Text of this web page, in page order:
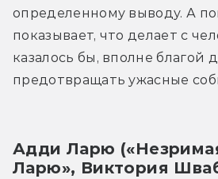
определенному выводу. А
показывает, что делает с
казалось бы, вполне благой
предотвращать ужасные
Адди Ларю
Ларю», Виктория